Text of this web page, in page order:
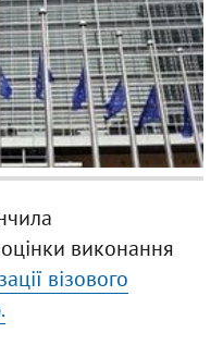
виконання
візового